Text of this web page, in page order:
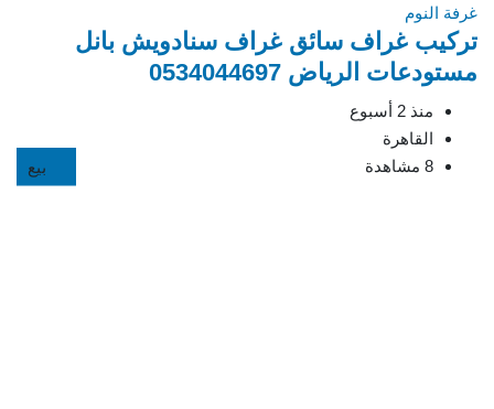
بيع
غرفة النوم
تركيب غراف سائق غراف سنادويش بانل
مستودعات الرياض 0534044697
منذ 2 أسبوع
القاهرة
8 مشاهدة